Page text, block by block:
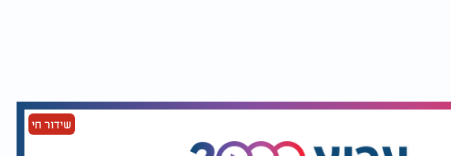
שידור חי